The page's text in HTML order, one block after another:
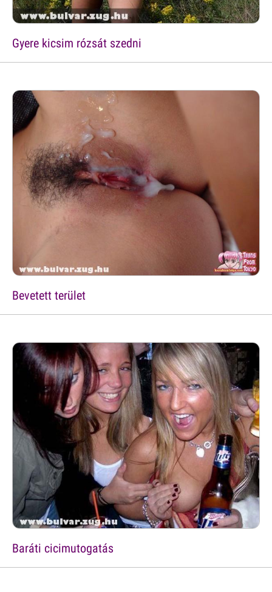
Gyere kicsim rózsát szedni
Bevetett terület
Baráti cicimutogatás